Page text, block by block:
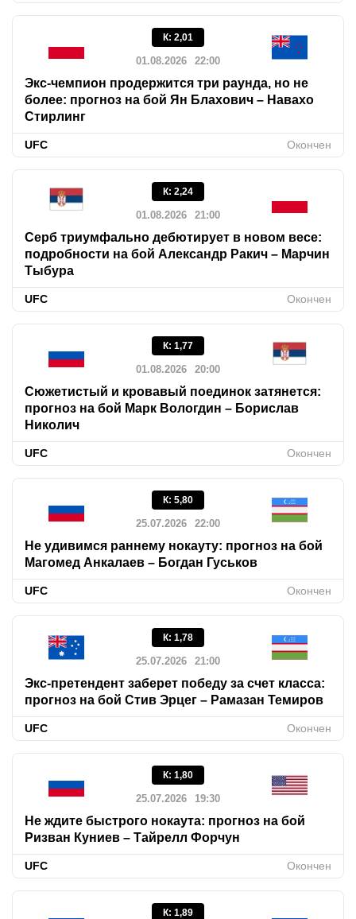
К: 2,01
01.08.2026 22:00
Экс-чемпион продержится три раунда, но не
более: прогноз на бой Ян Блахович – Навахо
Стирлинг
UFC Окончен
К: 2,24
01.08.2026 21:00
Серб триумфально дебютирует в новом весе:
подробности на бой Александр Ракич – Марчин
Тыбура
UFC Окончен
К: 1,77
01.08.2026 20:00
Сюжетистый и кровавый поединок затянется:
прогноз на бой Марк Вологдин – Борислав
Николич
UFC Окончен
К: 5,80
25.07.2026 22:00
Не удивимся раннему нокауту: прогноз на бой
Магомед Анкалаев – Богдан Гуськов
UFC Окончен
К: 1,78
25.07.2026 21:00
Экс-претендент заберет победу за счет класса:
прогноз на бой Стив Эрцег – Рамазан Темиров
UFC Окончен
К: 1,80
25.07.2026 19:30
Не ждите быстрого нокаута: прогноз на бой
Ризван Куниев – Тайрелл Форчун
UFC Окончен
К: 1,89